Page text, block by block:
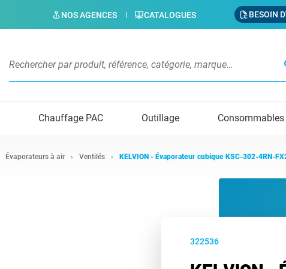
NOS AGENCES CATALOGUES BESOIN
Chauffage PAC Outillage Consommables
Évaporateurs à air Ventilés KELVION - Évaporateur cubique KSC-302-4RN-
322536